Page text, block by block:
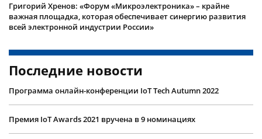
Григорий Хренов: «Форум «Микроэлектроника» – крайне
важная площадка, которая обеспечивает синергию развития
всей электронной индустрии России»
Последние новости
Программа онлайн-конференции IoT Tech Autumn 2022
Премия IoT Awards 2021 вручена в 9 номинациях